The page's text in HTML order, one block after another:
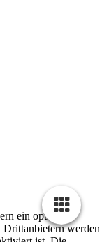
ein optimales
werden